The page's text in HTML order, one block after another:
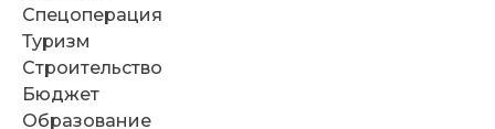
Спецоперация
Туризм
Строительство
Бюджет
Образование